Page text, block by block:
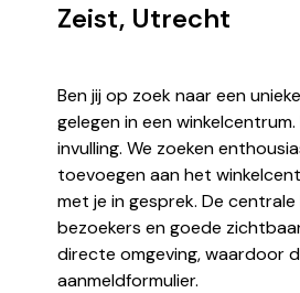
Zeist, Utrecht
Ben jij op zoek naar een
gelegen in een
invulling. We zoeken
toevoegen aan het
met je in gesprek. De
bezoekers en goede
directe omgeving, waardoor
aanmeldformulier.